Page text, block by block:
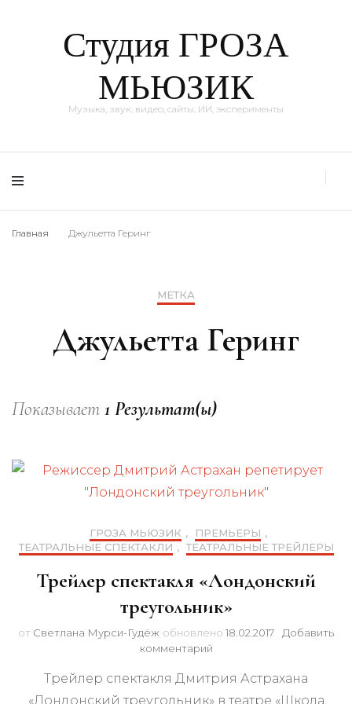
Студия ГРОЗА
МЬЮЗИК
Музыка, звук, видео, сайты, ИИ, эксперименты
Главная Джульетта Геринг
МЕТКА
Джульетта Геринг
Показывает 1 Результат(ы)
ГРОЗА МЬЮЗИК , ПРЕМЬЕРЫ ,
ТЕАТРАЛЬНЫЕ СПЕКТАКЛИ , ТЕАТРАЛЬНЫЕ ТРЕЙЛЕРЫ
Трейлер спектакля «Лондонский
треугольник»
от Светлана Мурси-Гудёж обновлено 18.02.2017
Добавить
комментарийк
Трейлер
Трейлер спектакля Дмитрия Астрахана
«Лондонский треугольник» в театре «Школа